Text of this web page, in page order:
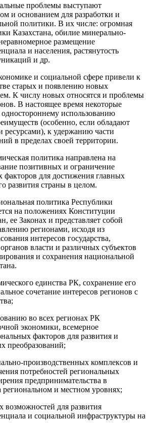
проблемы выступают
и основанием для разработки и
политики. В их числе: огромная
Казахстана, обилие минерально-
размещение
и населения, растянутость
и др.
и социальной сфере привели к
старых и появлению новых
К числу новых относятся и проблемы
В настоящее время некоторые
одностороннему использованию
(особенно, если обладают
к удержанию части
в пределах своей территории.
политика направлена на
позитивных и ограничение
факторов для достижения главных
развития страны в целом.
политика Республики
на положениях Конституции
ее Законах и представляет собой
регионами, исходя из
интересов государства,
власти и различных субъектов
и сохранения национальной
единства РК, сохранение его
сочетание интересов регионов с
во всех регионах РК
экономики, всемерное
факторов для развития и
преобразований;
производственных комплексов и
потребностей региональных
предпринимательства в
региональном и местном уровнях;
возможностей для развития
и социальной инфраструктуры на